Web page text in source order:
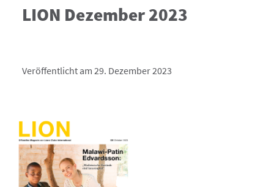
LION Dezember 2023
Veröffentlicht am 29. Dezember 2023